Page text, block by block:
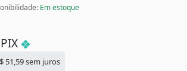
Em estoque
51,59sem juros